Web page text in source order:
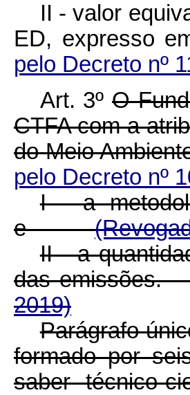
II - valor
ED, expresso
pelo Decreto nº
Art. 3ºO
CTFA com a
do Meio
pelo Decreto nº
I - a
e
II - a
das
2019)
Parágrafo
formado por
saber técnico-